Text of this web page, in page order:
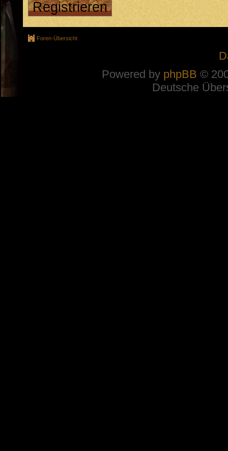
Registrieren
Foren-Übersicht
Powered by phpBB ©
Deutsche